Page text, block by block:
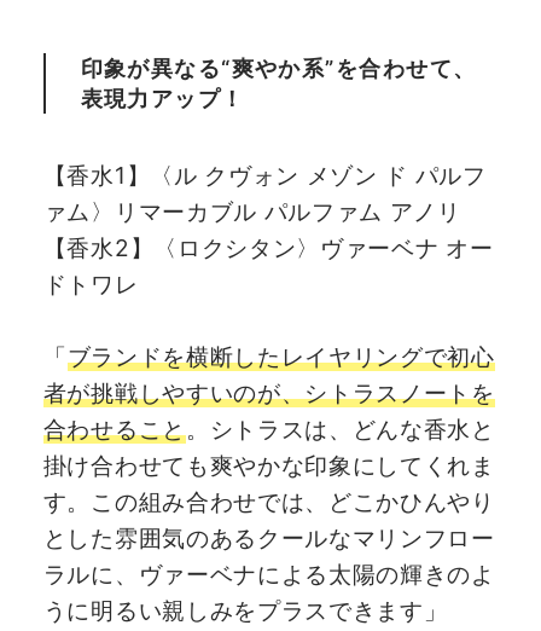
印象が異なる“爽やか系”を合わせて、
表現力アップ！
【香水1】〈ル クヴォン メゾン ド パルフ
ァム〉リマーカブル パルファム アノリ
【香水2】〈ロクシタン〉ヴァーベナ オー
ドトワレ
「ブランドを横断したレイヤリングで初心
者が挑戦しやすいのが、シトラスノートを
合わせること。シトラスは、どんな香水と
掛け合わせても爽やかな印象にしてくれま
す。この組み合わせでは、どこかひんやり
とした雰囲気のあるクールなマリンフロー
ラルに、ヴァーベナによる太陽の輝きのよ
うに明るい親しみをプラスできます」